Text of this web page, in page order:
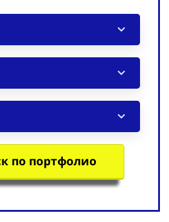
по портфолио